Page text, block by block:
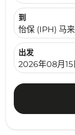
到
怡保 (IPH) 马
出发
fc-booking-
2026年08月15